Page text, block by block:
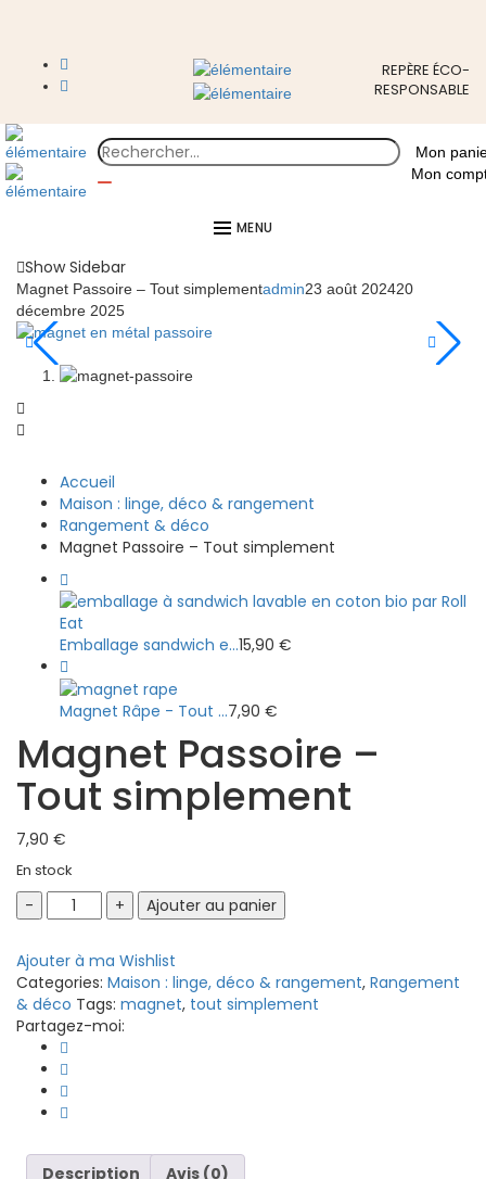
REPÈRE ÉCO-
RESPONSABLE
Mon
Mon
MENU
Show Sidebar
Magnet Passoire – Tout simplementadmin23 août 202420
décembre 2025
Accueil
Maison : linge, déco & rangement
Rangement & déco
Magnet Passoire – Tout simplement
Emballage sandwich e...15,90 €
Magnet Râpe - Tout ...7,90 €
Magnet Passoire –
Tout simplement
7,90 €
En stock
Magnet
Passoire
Tout
simplement
quantity
Ajouter au panier
Ajouter à ma Wishlist
Categories: Maison : linge, déco & rangement, Rangement
& déco Tags: magnet, tout simplement
Partagez-moi:
Description Avis (0)